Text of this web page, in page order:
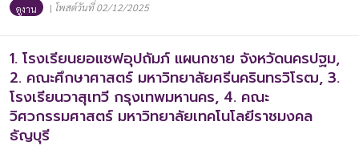
ดูงาน | โพสต์วันที่ 02/12/2025
1. โรงเรียนยอแซฟอุปถัมภ์ แผนกชาย จังหวัดนครปฐม,
2. คณะศึกษาศาสตร์ มหาวิทยาลัยศรีนครินทรวิโรฒ, 3.
โรงเรียนวาสุเทวี กรุงเทพมหานคร, 4. คณะ
วิศวกรรมศาสตร์ มหาวิทยาลัยเทคโนโลยีราชมงคล
ธัญบุรี